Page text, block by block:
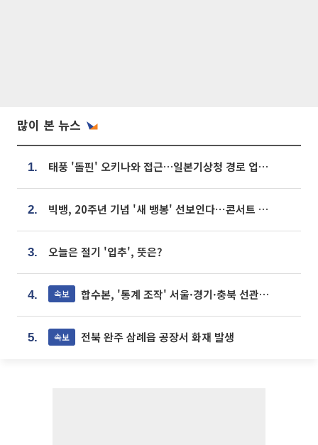
많이 본 뉴스
1. 태풍 '돌핀' 오키나와 접근…일본기상청 경로 업데이트
2. 빅뱅, 20주년 기념 '새 뱅봉' 선보인다⋯콘서트 앞두고 팝업 개최
3. 오늘은 절기 '입추', 뜻은?
4. 속보 합수본, '통계 조작' 서울·경기·충북 선관위 등 추가 압수수색
5. 속보 전북 완주 삼례읍 공장서 화재 발생